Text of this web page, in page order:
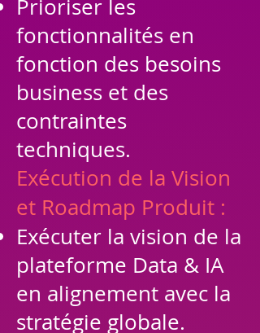
Prioriser les
fonctionnalités en
fonction des besoins
business et des
contraintes
techniques.
Exécution de la Vision
et Roadmap Produit :
Exécuter la vision de la
plateforme Data & IA
en alignement avec la
stratégie globale.